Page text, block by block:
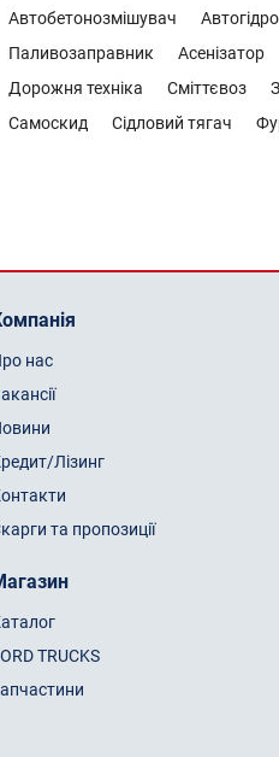
Автобетонозмішувач
Паливозаправник
Асенізатор
Дорожня техніка
Сміттєвоз
Самоскид
Сідловий тягач
нас
Лізинг
та пропозиції
TRUCKS